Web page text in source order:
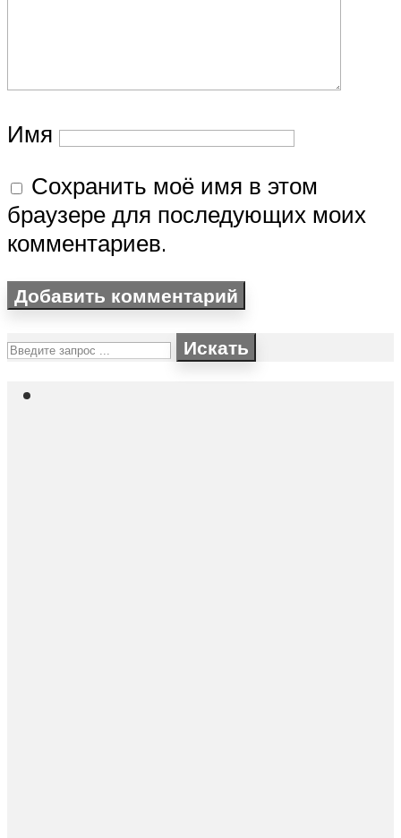
Имя
Сохранить моё имя в этом
браузере для последующих моих
комментариев.
Искать